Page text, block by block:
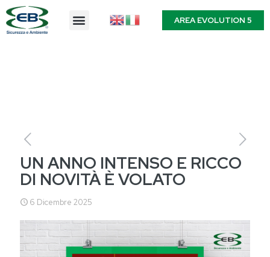
AREA EVOLUTION 5
UN ANNO INTENSO E RICCO
DI NOVITÀ È VOLATO
6 Dicembre 2025